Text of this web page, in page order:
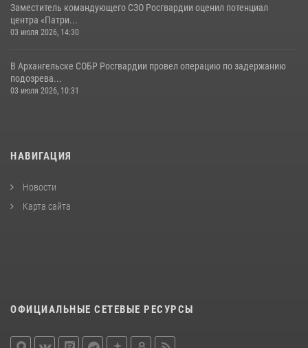
Заместитель командующего СЗО Росгвардии оценил потенциал
центра «Патри...
03 июля 2026, 14:30
В Архангельске СОБР Росгвардии провел операцию по задержанию
подозрева...
03 июля 2026, 10:31
НАВИГАЦИЯ
Новости
Карта сайта
ОФИЦИАЛЬНЫЕ СЕТЕВЫЕ РЕСУРСЫ